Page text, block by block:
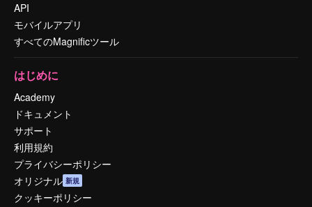
API
モバイルアプリ
すべてのMagnificツール
はじめに
Academy
ドキュメント
サポート
利用規約
プライバシーポリシー
オリジナル 新規
クッキーポリシー